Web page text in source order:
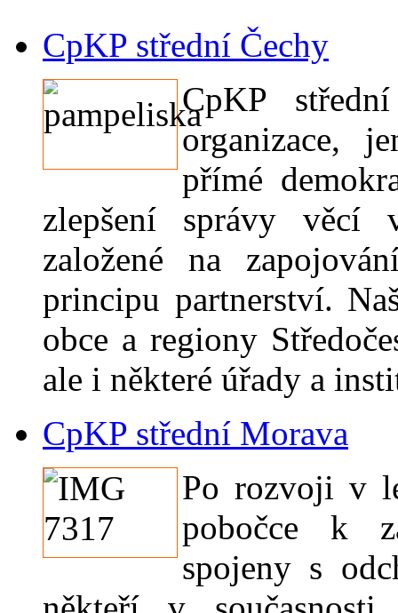
CpKP střední Čechy
CpKP
organizace,
přímé
zlepšení správy věcí
založené na
principu partnerství.
obce a regiony
ale i některé úřady a
CpKP střední Morava
Po rozvoji v
pobočce k
spojeny s